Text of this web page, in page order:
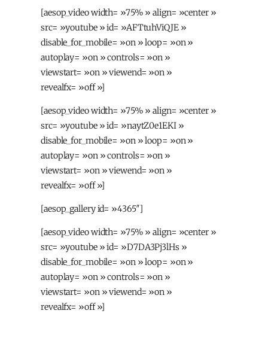
[aesop_video width= »75% » align= »center »
src= »youtube » id= »AFTtuhViQJE »
disable_for_mobile= »on » loop= »on »
autoplay= »on » controls= »on »
viewstart= »on » viewend= »on »
revealfx= »off »]
[aesop_video width= »75% » align= »center »
src= »youtube » id= »naytZ0e1EKI »
disable_for_mobile= »on » loop= »on »
autoplay= »on » controls= »on »
viewstart= »on » viewend= »on »
revealfx= »off »]
[aesop_gallery id= »4365″]
[aesop_video width= »75% » align= »center »
src= »youtube » id= »D7DA3Pj3lHs »
disable_for_mobile= »on » loop= »on »
autoplay= »on » controls= »on »
viewstart= »on » viewend= »on »
revealfx= »off »]